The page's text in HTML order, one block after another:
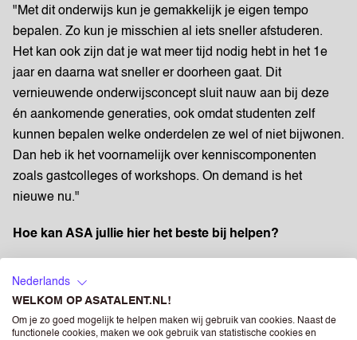
"Met dit onderwijs kun je gemakkelijk je eigen tempo
bepalen. Zo kun je misschien al iets sneller afstuderen.
Het kan ook zijn dat je wat meer tijd nodig hebt in het 1e
jaar en daarna wat sneller er doorheen gaat. Dit
vernieuwende onderwijsconcept sluit nauw aan bij deze
én aankomende generaties, ook omdat studenten zelf
kunnen bepalen welke onderdelen ze wel of niet bijwonen.
Dan heb ik het voornamelijk over kenniscomponenten
zoals gastcolleges of workshops. On demand is het
nieuwe nu."
Hoe kan ASA jullie hier het beste bij helpen?
deze generatie nog beter te kunnen bedienen. Voor een
Nederlands
WELKOM OP ASATALENT.NL!
Om je zo goed mogelijk te helpen maken wij gebruik van cookies. Naast de
functionele cookies, maken we ook gebruik van statistische cookies en